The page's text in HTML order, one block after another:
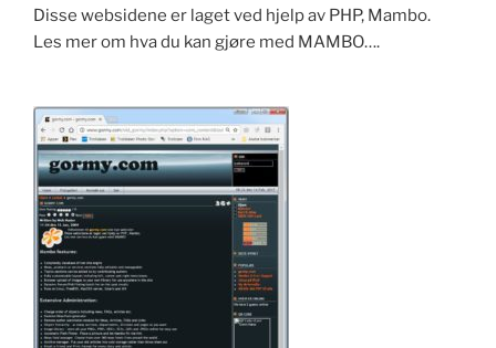
Disse websidene er laget ved hjelp av PHP, Mambo.
Les mer om hva du kan gjøre med MAMBO….